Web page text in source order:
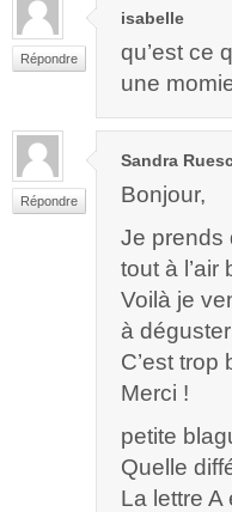
Répondre
isabelle
qu’est ce
une
Répondre
Sandra
Bonjour,
Je prends
tout à
Voilà je
à
C’est trop
Merci !
petite
Quelle
La lettre A